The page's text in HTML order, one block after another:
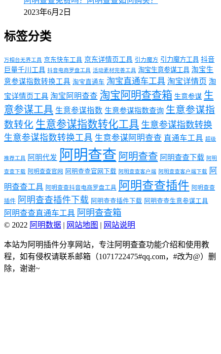
2023年6月2日
标签分类
万相台无界工具 京东快车工具 京东详情页工具 引力魔方 引力魔方工具 抖音
巨量千川工具 抖音电商罗盘工具 活动素材完善工具 淘宝生意参谋工具 淘宝生
意参谋指数转换工具 淘宝直通车 淘宝直通车工具 淘宝详情页 淘
宝详情页工具 淘宝阿明查查 淘宝阿明查查箱 生意参谋 生
意参谋工具 生意参谋指数 生意参谋指数查询 生意参谋指
数转化 生意参谋指数转化工具 生意参谋指数转换
生意参谋指数转换工具 生意参谋阿明查查 直通车工具 超级
推荐工具 阿明代发 阿明查查 阿明查查 阿明查查下载 阿明
查查下载 阿明查查官网 阿明查查官网下载 阿明查查客户端 阿明查查客户端下载
阿
明查查工具 阿明查查抖音电商罗盘工具 阿明查查插件 阿明查查
插件 阿明查查插件下载 阿明查查插件下载 阿明查查生意参谋工具
阿明查查直通车工具 阿明查查箱
© 2022 阿明数据 | 网站地图 | 网站说明
本站为阿明插件分享网站，专注阿明查查功能介绍和使用教
程，如有侵权请联系邮箱（1071722475#qq.com，#改为@）删
除，谢谢~